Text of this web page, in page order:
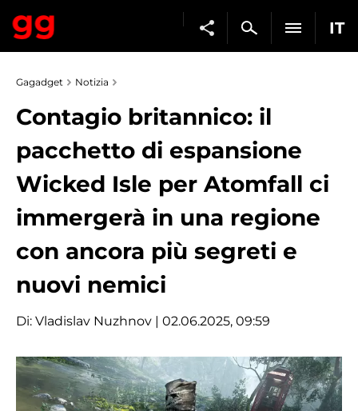
IT
Gagadget Notizia
Contagio britannico: il
pacchetto di espansione
Wicked Isle per Atomfall ci
immergerà in una regione
con ancora più segreti e
nuovi nemici
Di: Vladislav Nuzhnov | 02.06.2025, 09:59